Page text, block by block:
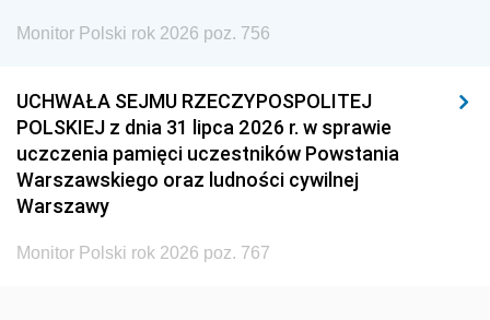
Monitor Polski rok 2026 poz. 756
UCHWAŁA SEJMU RZECZYPOSPOLITEJ
POLSKIEJ z dnia 31 lipca 2026 r. w sprawie
uczczenia pamięci uczestników Powstania
Warszawskiego oraz ludności cywilnej
Warszawy
Monitor Polski rok 2026 poz. 767